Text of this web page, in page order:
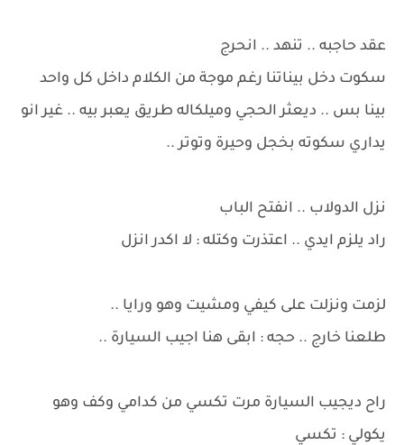
عقد حاجبه .. تنهد .. انحرج
سكوت دخل بيناتنا رغم موجة من الكلام داخل كل واحد
بينا بس .. ديعثر الحجي وميلكاله طريق يعبر بيه .. غير انو
يداري سكوته بخجل وحيرة وتوتر ..
نزل الدولاب .. انفتح الباب
راد يلزم ايدي .. اعتذرت وكتله : لا اكدر انزل
لزمت ونزلت على كيفي ومشيت وهو ورايا ..
طلعنا خارج .. حجه : ابقى هنا اجيب السيارة ..
راح ديجيب السيارة مرت تكسي من كدامي وكف وهو
يكولي : تكسي